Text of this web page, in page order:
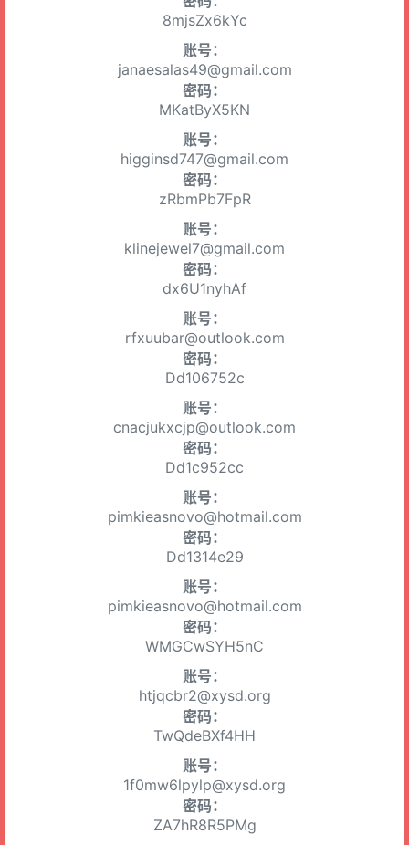
8mjsZx6kYc
账号：
janaesalas49@gmail.com
密码：
MKatByX5KN
账号：
higginsd747@gmail.com
密码：
zRbmPb7FpR
账号：
klinejewel7@gmail.com
密码：
dx6U1nyhAf
账号：
rfxuubar@outlook.com
密码：
Dd106752c
账号：
cnacjukxcjp@outlook.com
密码：
Dd1c952cc
账号：
pimkieasnovo@hotmail.com
密码：
Dd1314e29
账号：
pimkieasnovo@hotmail.com
密码：
WMGCwSYH5nC
账号：
htjqcbr2@xysd.org
密码：
TwQdeBXf4HH
账号：
1f0mw6lpylp@xysd.org
密码：
ZA7hR8R5PMg